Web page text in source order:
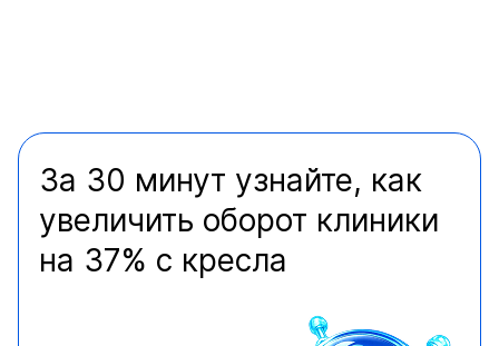
За 30 минут узнайте, как
увеличить оборот клиники
на 37% с кресла